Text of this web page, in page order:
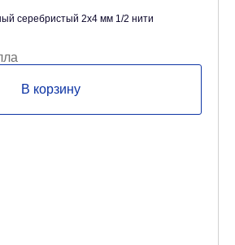
серебристый 2х4 мм 1/2 нити
В корзину